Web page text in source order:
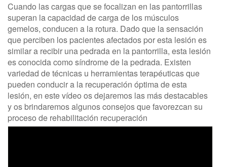
Cuando las cargas que se focalizan en las pantorrillas
superan la capacidad de carga de los músculos
gemelos, conducen a la rotura. Dado que la sensación
que perciben los pacientes afectados por esta lesión es
similar a recibir una pedrada en la pantorrilla, esta lesión
es conocida como síndrome de la pedrada. Existen
variedad de técnicas u herramientas terapéuticas que
pueden conducir a la recuperación óptima de esta
lesión, en este vídeo os dejaremos las más destacables
y os brindaremos algunos consejos que favorezcan su
proceso de rehabilitación recuperación